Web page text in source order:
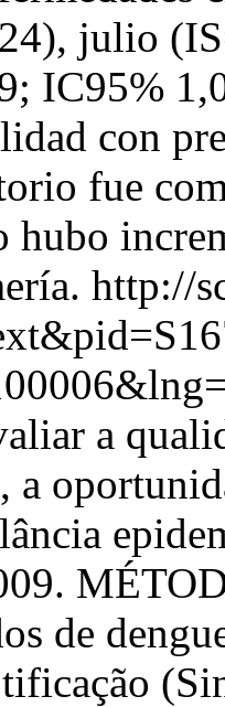
julio
IC95%
con
fue
hubo
http://
a
de